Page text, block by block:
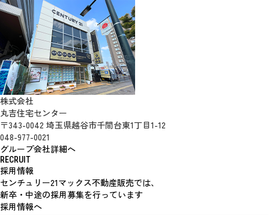
株式会社
丸吉住宅センター
〒343-0042 埼玉県越谷市千間台東1丁目1-12
048-977-0021
グループ会社詳細へ
RECRUIT
採用情報
センチュリー21マックス不動産販売では、
新卒・中途の採用募集を行っています
採用情報へ